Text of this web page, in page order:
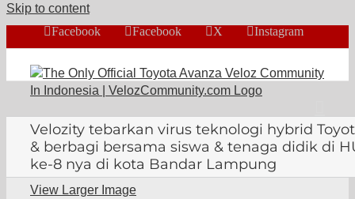
Skip to content
Facebook
Facebook X Instagram
Velozity tebarkan virus teknologi hybrid
& berbagi bersama siswa & tenaga didik di
ke-8 nya di kota Bandar Lampung
View Larger Image